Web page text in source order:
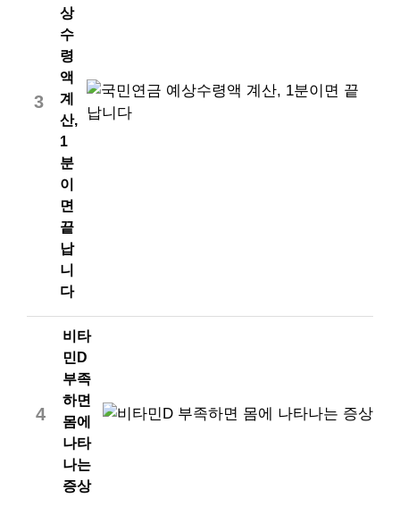
3
상
수
령
액
계
산,
1
분
이
면
끝
납
니
다
4
비타
민D
부족
하면
몸에
나타
나는
증상